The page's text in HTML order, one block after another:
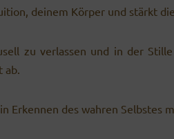
deinem Körper und stärkt
zu ver­lassen und in der
Erkennen des wahren Selbstes